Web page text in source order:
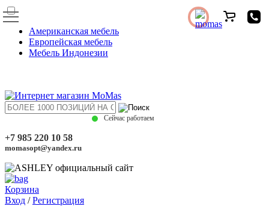
Американская мебель
Европейская мебель
Мебель Индонезии
Сейчас работаем
+7 985 220 10 58
momasopt@yandex.ru
Корзина
Вход /Регистрация